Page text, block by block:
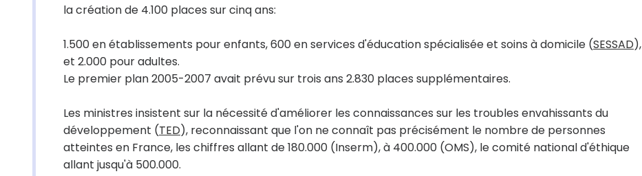
la création de 4.100 places sur cinq ans:
1.500 en établissements pour enfants, 600 en services d'éducation spécialisée et soins à domicile (SESSAD),
et 2.000 pour adultes.
Le premier plan 2005-2007 avait prévu sur trois ans 2.830 places supplémentaires.
Les ministres insistent sur la nécessité d'améliorer les connaissances sur les troubles envahissants du
développement (TED), reconnaissant que l'on ne connaît pas précisément le nombre de personnes
atteintes en France, les chiffres allant de 180.000 (Inserm), à 400.000 (OMS), le comité national d'éthique
allant jusqu'à 500.000.